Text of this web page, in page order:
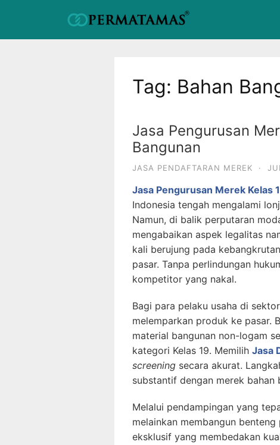
Tag: Bahan
Jasa Pengurusan
Bangunan
JASA PENDAFTARAN MEREK ·
Jasa Pengurusan Merek Kelas
Indonesia tengah mengalami
Namun, di balik perputaran
mengabaikan aspek legalitas
kali berujung pada
pasar. Tanpa perlindungan
kompetitor yang nakal.
Bagi para pelaku usaha di
melemparkan produk ke pasar.
material bangunan non-logam
kategori Kelas 19. Memilih Jasa
screening secara akurat.
substantif dengan merek
Melalui pendampingan yang
melainkan membangun
eksklusif yang membedakan